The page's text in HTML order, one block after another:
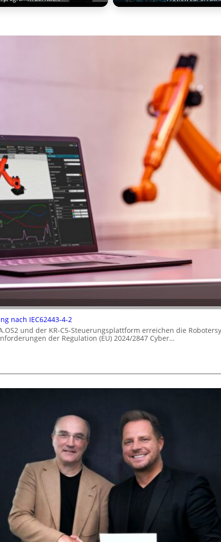
nach IEC62443-4-2
und der KR-C5-Steuerungsplattform erreichen die
der Regulation (EU) 2024/2847 Cyber…